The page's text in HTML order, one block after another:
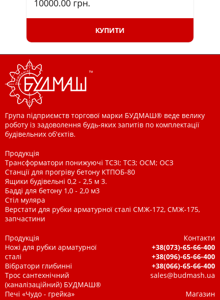
10000.00 грн.
КУПИТИ
Група підприємств торгової марки БУДМАШ® веде велику
роботу із задоволення будь-яких запитів по комплектації
будівельних об'єктів.
Продукція
Трансформатори понижуючі ТСЗІ; ТСЗ; ОСМ; ОСЗ
Станції для прогріву бетону КТПОБ-80
Ящики будівельні 0,2 - 2,5 м 3.
Бадді для бетону 1,0 - 2,0 м3
Стіл муляра
Верстати для рубки арматурної сталі СМЖ-172, СМЖ-175,
запчастини
Продукція
Ножі для рубки арматурної
сталі
Вібратори глибинні
Трос сантехнічний
(каналізаційний) БУДМАШ®
Печі «Чудо - грейка»
Контакти
+38(073)-65-66-400
+38(096)-65-66-400
+38(066)-65-66-400
sales@budmash.ua
Магазин